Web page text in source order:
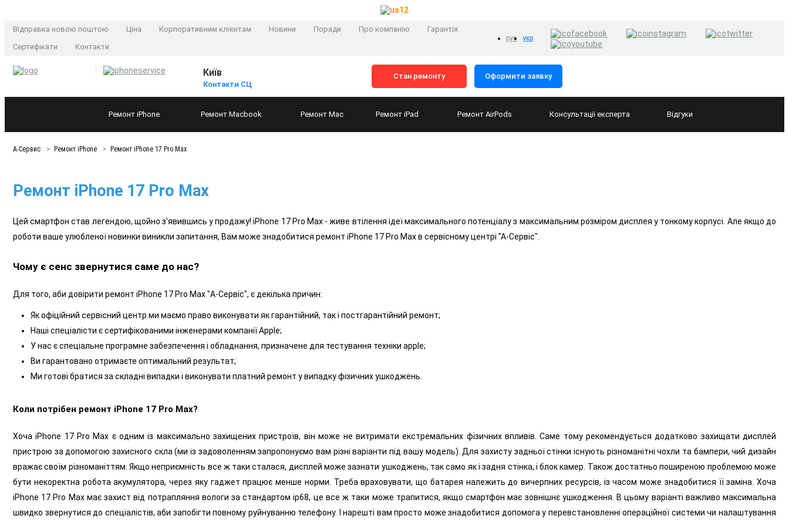
Відправка новою поштою Ціна Корпоративним клієнтам Новини Поради Про компанію
Гарантія
Сертифікати
Контакти
рус укр
Київ
Контакти СЦ
Стан ремонту Оформити заявку
Ремонт iPhone Ремонт Macbook Ремонт Mac Ремонт iPad Ремонт AirPods Консультаціїексперта Відгуки
А-Сервис Ремонт iPhone Ремонт iPhone 17 Pro Max
Ремонт iPhone 17 Pro Max
Цей смартфон став легендою, щойно з'явившись у продажу! iPhone 17 Pro Max - живе втілення ідеї максимального потенціалу з максимальним розміром дисплея у тонкому корпусі. Але якщо до
роботи ваше улюбленої новинки виникли запитання, Вам може знадобитися ремонт iPhone 17 Pro Max в сервісному центрі "А-Сервіс".
Чому є сенс звернутися саме до нас?
Для того, аби довірити ремонт iPhone 17 Pro Max "А-Сервіс", є декілька причин:
Як офіційний сервісний центр ми маємо право виконувати як гарантійний, так і постгарантійний ремонт;
Наші спеціалісти є сертифікованими інженерами компанії Apple;
У нас є спеціальне програмне забезпечення і обладнання, призначене для тестування техніки apple;
Ви гарантовано отримаєте оптимальний результат;
Ми готові братися за складні випадки і виконувати платний ремонт у випадку фізичних ушкоджень.
Коли потрібен ремонт iPhone 17 Pro Max?
Хоча iPhone 17 Pro Max є одним із максимально захищених пристроїв, він може не витримати екстремальних фізичних впливів. Саме тому рекомендується додатково захищати дисплей
пристрою за допомогою захисного скла (ми із задоволенням запропонуємо вам різні варіанти під вашу модель). Для захисту задньої стінки існують різноманітні чохли та бампери, чий дизайн
вражає своїм різноманіттям. Якщо неприємність все ж таки сталася, дисплей може зазнати ушкоджень, так само як і задня стінка, і блок камер. Також достатньо поширеною проблемою може
бути некоректна робота акумулятора, через яку гаджет працює менше норми. Треба враховувати, що батарея належить до вичерпних ресурсів, із часом може знадобитися її заміна. Хоча
iPhone 17 Pro Max має захист від потрапляння вологи за стандартом ip68, це все ж таки може трапитися, якщо смартфон має зовнішнє ушкодження. В цьому варіанті важливо максимальна
швидко звернутися до спеціалістів, аби запобігти повному руйнуванню телефону. І нарешті вам просто може знадобитися допомога у перевстановленні операційної системи чи налаштування